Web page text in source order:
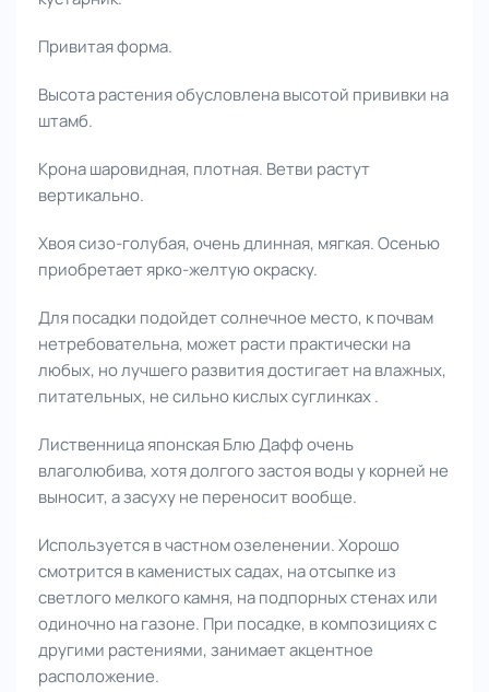
Привитая форма.
Высота растения обусловлена высотой прививки на
штамб.
Крона шаровидная, плотная. Ветви растут
вертикально.
Хвоя сизо-голубая, очень длинная, мягкая. Осенью
приобретает ярко-желтую окраску.
Для посадки подойдет солнечное место, к почвам
нетребовательна, может расти практически на
любых, но лучшего развития достигает на влажных,
питательных, не сильно кислых суглинках .
Лиственница японская Блю Дафф очень
влаголюбива, хотя долгого застоя воды у корней не
выносит, а засуху не переносит вообще.
Используется в частном озеленении. Хорошо
смотрится в каменистых садах, на отсыпке из
светлого мелкого камня, на подпорных стенах или
одиночно на газоне. При посадке, в композициях с
другими растениями, занимает акцентное
расположение.